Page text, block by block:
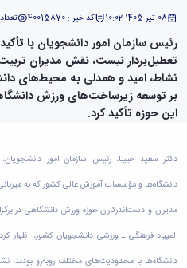
مدیریت
و
پشتیبانی
معاونت
آموزشی
و
تحصیلات
معاونت
معاونت
پژوهش
فناوری
معاونت
در
دانشگاه
D8
رشته‌های
تحصیلی
کارشناسی
تحصیلات
آموزش‌های
برنامه‌های
آموزشی
آموزش
زبان
گیاهی
آب
مرکز
آپا
دانشگاه
بوعلی
های
تحقیقاتی
آزمایشگاه
مرکزی
آزمایشگاه
تنش
پسماند
علوم
پایه
علوم
اقتصادی
و
اجتماعی
علوم
دانشکده
های
اقماری
و
مهندسی
مشاوره
سبک
زندگی
مرکز
بهداشت
و
دانشجویی
سلف
ورزش و
سرگرمی
اداره
تربیت
تشکل‌های
اسلامی
دانشجویان
نشریات
دانشجویی
کانون‌های
فرهنگی
داوطلبانه
سمن‌های
مرتبط
خیرین
حامی
هویت
با ما
روابط
بین
(قدم
الآن)
08 تیر 1405 10:02 کد خبر : 40015870 تعداد
رئیس سازمان امور دانشجویان با
تعطیل‌بردار نیست، نقش مدیران
نشاط، امید و همدلی به محیط‌های
بر توسعه زیرساخت‌های ورزش
این حوزه تأکید کرد.
دکتر سعید حبیبا، رئیس سازمان امور
دانشگاه‌ها و مؤسسات آموزش عالی کشور که به میزبانی
مدیران و دست‌اندرکاران حوزه ورزش دانشگاهی در
المپیاد فرهنگی ـ ورزشی دانشجویان کشور، اظهار
دانشگاه‌ها با محدودیت‌های مختلف روبه‌رو